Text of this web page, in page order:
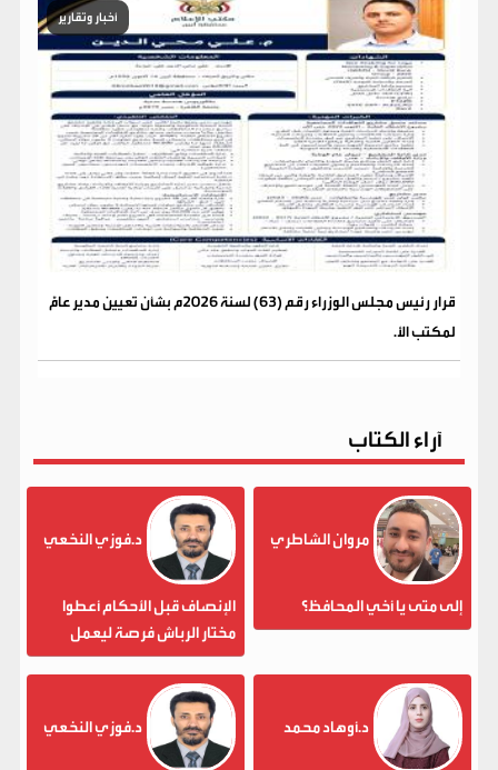
أخبار وتقارير
قرار رئيس مجلس الوزراء رقم (63) لسنة 2026م بشأن تعيين مدير عامًّ
لمكتب الأ.
آراء الكتاب
مروان الشاطري
إلى متى يا أخي المحافظ؟
د.فوزي النخعي
الإنصاف قبل الأحكام أعطوا
مختار الرباش فرصة ليعمل
د.أوهاد محمد د.فوزي النخعي